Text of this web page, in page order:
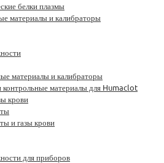
белки плазмы
материалы и калибраторы
материалы и калибраторы
контрольные материалы для Humaclot
крови
и газы крови
для приборов